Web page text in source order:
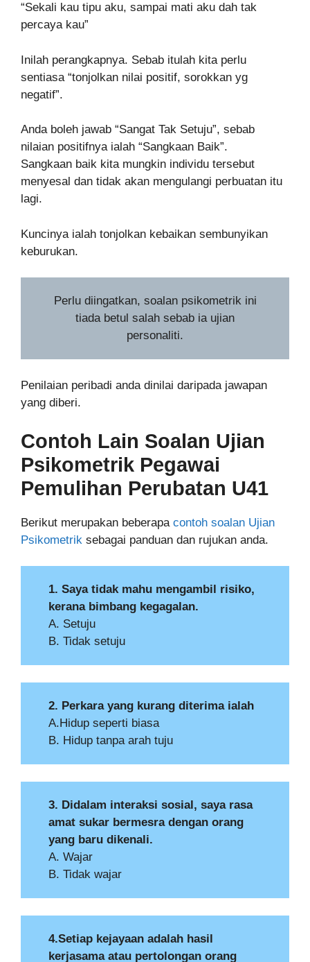
“Sekali kau tipu aku, sampai mati aku dah tak
percaya kau”
Inilah perangkapnya. Sebab itulah kita perlu
sentiasa “tonjolkan nilai positif, sorokkan yg
negatif”.
Anda boleh jawab “Sangat Tak Setuju”, sebab
nilaian positifnya ialah “Sangkaan Baik”.
Sangkaan baik kita mungkin individu tersebut
menyesal dan tidak akan mengulangi perbuatan itu
lagi.
Kuncinya ialah tonjolkan kebaikan sembunyikan
keburukan.
Perlu diingatkan, soalan psikometrik ini
tiada betul salah sebab ia ujian
personaliti.
Penilaian peribadi anda dinilai daripada jawapan
yang diberi.
Contoh Lain Soalan Ujian
Psikometrik Pegawai
Pemulihan Perubatan U41
Berikut merupakan beberapa contoh soalan Ujian
Psikometrik sebagai panduan dan rujukan anda.
1. Saya tidak mahu mengambil risiko,
kerana bimbang kegagalan.
A. Setuju
B. Tidak setuju
2. Perkara yang kurang diterima ialah
A.Hidup seperti biasa
B. Hidup tanpa arah tuju
3. Didalam interaksi sosial, saya rasa
amat sukar bermesra dengan orang
yang baru dikenali.
A. Wajar
B. Tidak wajar
4.Setiap kejayaan adalah hasil
kerjasama atau pertolongan orang